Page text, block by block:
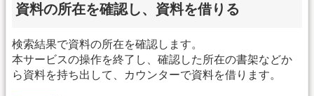
資料の所在を確認し、資料を借りる
検索結果で資料の所在を確認します。
本サービスの操作を終了し、確認した所在の書架などか
ら資料を持ち出して、カウンターで資料を借ります。